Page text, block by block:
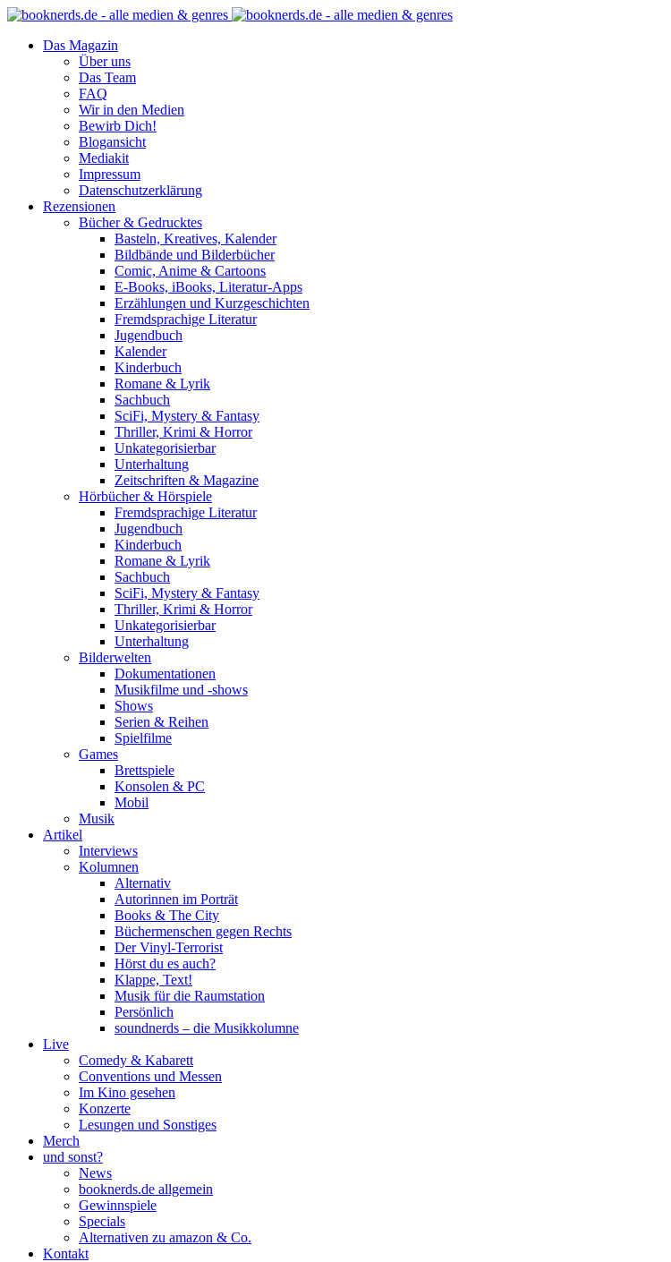
Das Magazin
Über uns
Das Team
FAQ
Wir in den Medien
Bewirb Dich!
Blogansicht
Mediakit
Impressum
Datenschutzerklärung
Rezensionen
Bücher & Gedrucktes
Basteln, Kreatives, Kalender
Bildbände und Bilderbücher
Comic, Anime & Cartoons
E-Books, iBooks, Literatur-Apps
Erzählungen und Kurzgeschichten
Fremdsprachige Literatur
Jugendbuch
Kalender
Kinderbuch
Romane & Lyrik
Sachbuch
SciFi, Mystery & Fantasy
Thriller, Krimi & Horror
Unkategorisierbar
Unterhaltung
Zeitschriften & Magazine
Hörbücher & Hörspiele
Fremdsprachige Literatur
Jugendbuch
Kinderbuch
Romane & Lyrik
Sachbuch
SciFi, Mystery & Fantasy
Thriller, Krimi & Horror
Unkategorisierbar
Unterhaltung
Bilderwelten
Dokumentationen
Musikfilme und -shows
Shows
Serien & Reihen
Spielfilme
Games
Brettspiele
Konsolen & PC
Mobil
Musik
Artikel
Interviews
Kolumnen
Alternativ
Autorinnen im Porträt
Books & The City
Büchermenschen gegen Rechts
Der Vinyl-Terrorist
Hörst du es auch?
Klappe, Text!
Musik für die Raumstation
Persönlich
soundnerds – die Musikkolumne
Live
Comedy & Kabarett
Conventions und Messen
Im Kino gesehen
Konzerte
Lesungen und Sonstiges
Merch
und sonst?
News
booknerds.de allgemein
Gewinnspiele
Specials
Alternativen zu amazon & Co.
Kontakt